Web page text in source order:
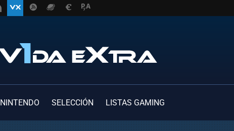
NINTENDO SELECCIÓN LISTAS GAMING